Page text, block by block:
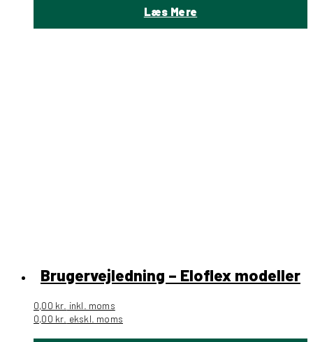
Læs Mere
Brugervejledning – Eloflex modeller
0,00 kr. inkl. moms
0,00 kr. ekskl. moms